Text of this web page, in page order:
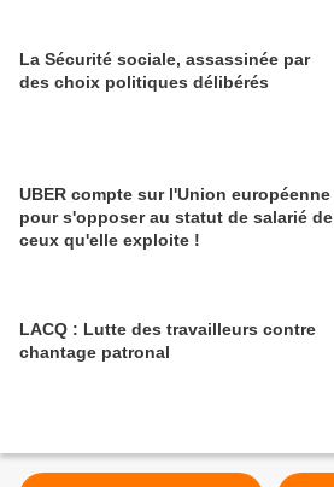
La Sécurité sociale, assassinée par
des choix politiques délibérés
UBER compte sur l'Union européenne
pour s'opposer au statut de salarié de
ceux qu'elle exploite !
LACQ : Lutte des travailleurs contre
chantage patronal